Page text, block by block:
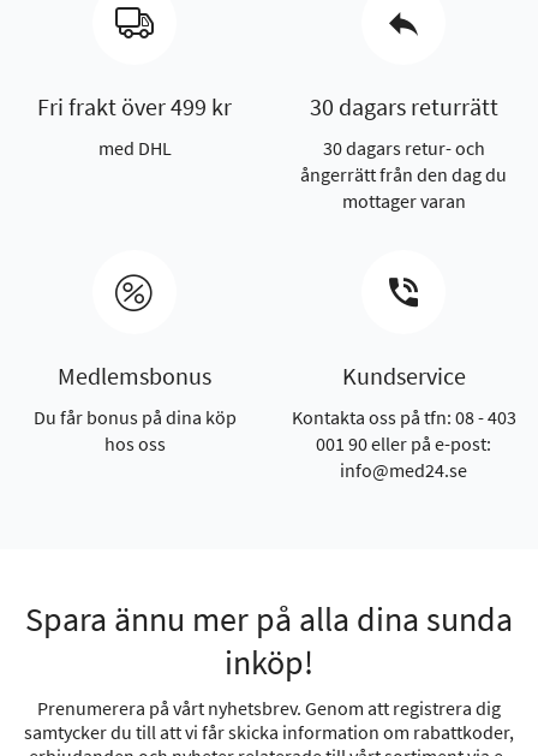
Fri frakt över 499 kr
med DHL
30 dagars returrätt
30 dagars retur- och
ångerrätt från den dag du
mottager varan
Medlemsbonus
Du får bonus på dina köp
hos oss
Kundservice
Kontakta oss på tfn: 08 - 403
001 90 eller på e-post:
info@med24.se
Spara ännu mer på alla dina sunda
inköp!
Prenumerera på vårt nyhetsbrev. Genom att registrera dig
samtycker du till att vi får skicka information om rabattkoder,